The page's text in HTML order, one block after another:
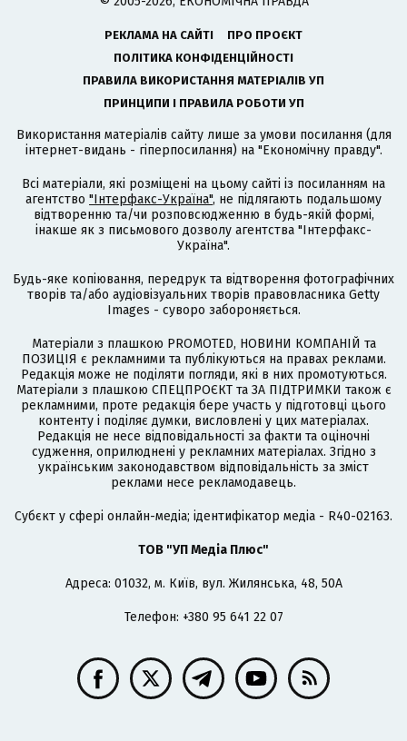
РЕКЛАМА НА САЙТІ
ПРО ПРОЄКТ
ПОЛІТИКА КОНФІДЕНЦІЙНОСТІ
ПРАВИЛА ВИКОРИСТАННЯ МАТЕРІАЛІВ УП
ПРИНЦИПИ І ПРАВИЛА РОБОТИ УП
Використання матеріалів сайту лише за умови посилання (для
інтернет-видань - гіперпосилання) на "Економічну правду".
Всі матеріали, які розміщені на цьому сайті із посиланням на
агентство "Інтерфакс-Україна", не підлягають подальшому
відтворенню та/чи розповсюдженню в будь-якій формі,
інакше як з письмового дозволу агентства "Інтерфакс-
Україна".
Будь-яке копіювання, передрук та відтворення фотографічних
творів та/або аудіовізуальних творів правовласника Getty
Images - суворо забороняється.
Матеріали з плашкою PROMOTED, НОВИНИ КОМПАНІЙ та
ПОЗИЦІЯ є рекламними та публікуються на правах реклами.
Редакція може не поділяти погляди, які в них промотуються.
Матеріали з плашкою СПЕЦПРОЄКТ та ЗА ПІДТРИМКИ також є
рекламними, проте редакція бере участь у підготовці цього
контенту і поділяє думки, висловлені у цих матеріалах.
Редакція не несе відповідальності за факти та оціночні
судження, оприлюднені у рекламних матеріалах. Згідно з
українським законодавством відповідальність за зміст
реклами несе рекламодавець.
Cубєкт у сфері онлайн-медіа; ідентифікатор медіа - R40-02163.
ТОВ "УП Медіа Плюс"
Адреса: 01032, м. Київ, вул. Жилянська, 48, 50А
Телефон: +380 95 641 22 07